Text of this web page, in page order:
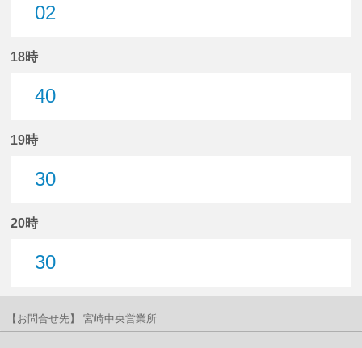
02
18時
40
19時
30
20時
30
【お問合せ先】 宮崎中央営業所